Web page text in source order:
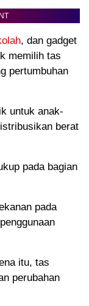
, dan gadget
memilih tas
pertumbuhan
untuk anak-
berat
pada bagian
pada
itu, tas
perubahan